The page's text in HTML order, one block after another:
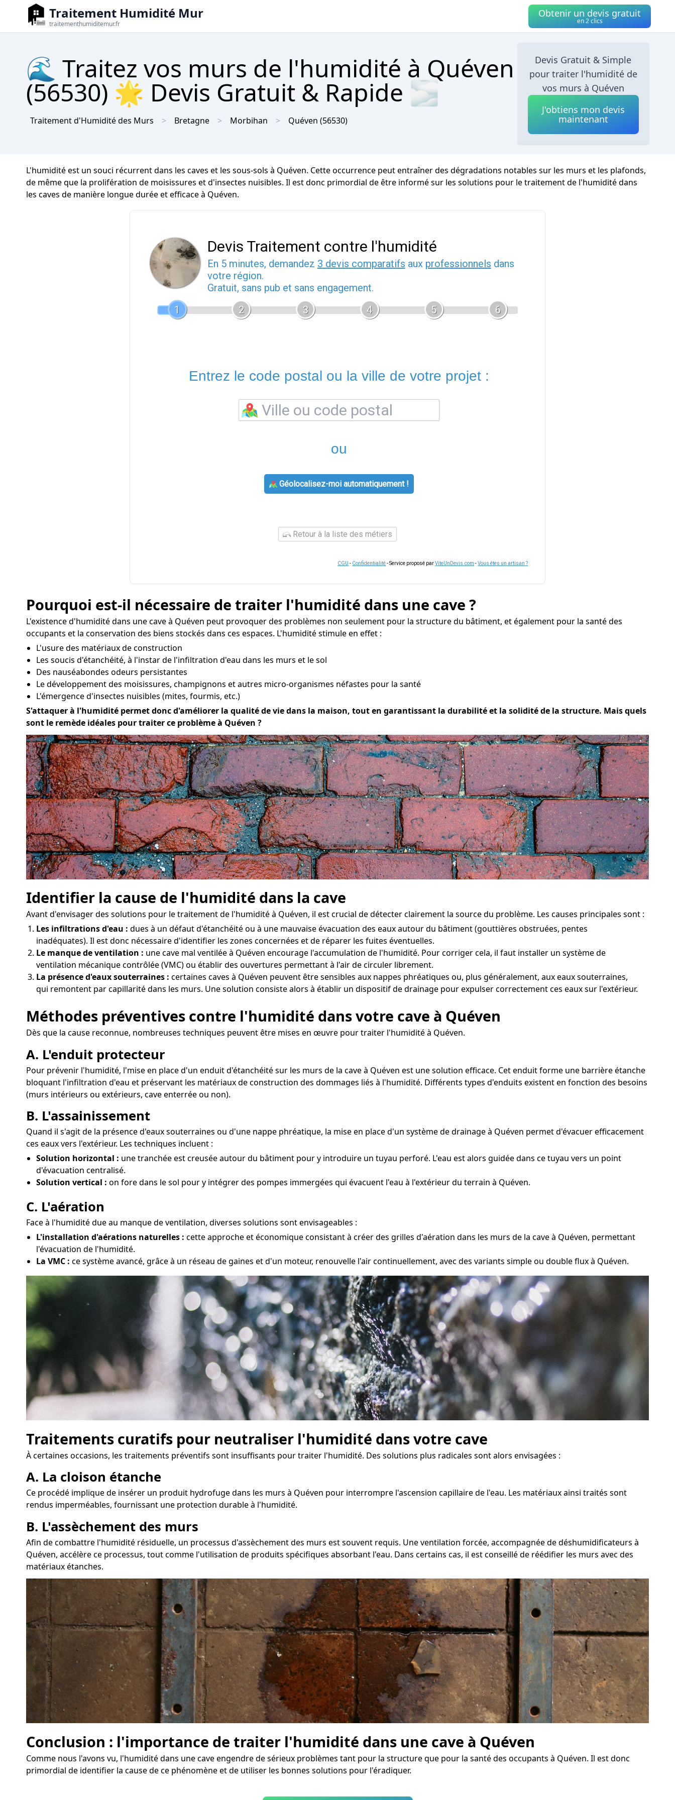
Traitement Humidité Mur
traitementhumiditemur.fr
Obtenir un devis gratuit
en 2 clics
🌊 Traitez vos murs de l'humidité à Quéven
(56530) 🌟 Devis Gratuit & Rapide 🌫
Traitement d'Humidité des Murs Bretagne Morbihan Quéven (56530)
Devis Gratuit & Simple
pour traiter l'humidité de
vos murs à Quéven
J'obtiens mon devis
maintenant
L'humidité est un souci récurrent dans les caves et les sous-sols à Quéven. Cette occurrence peut entraîner des dégradations notables sur les murs et les plafonds,
de même que la prolifération de moisissures et d'insectes nuisibles. Il est donc primordial de être informé sur les solutions pour le traitement de l'humidité dans
les caves de manière longue durée et efficace à Quéven.
Devis Traitement contre l'humidité
En 5 minutes, demandez 3 devis comparatifs aux professionnels dans
votre région.
Gratuit, sans pub et sans engagement.
1
2 3 4 5 6
Entrez le code postal ou la ville de votre projet :
ou
Géolocalisez-moi automatiquement !
Retour à la liste des métiers
CGU - Confidentialité- Service proposé parViteUnDevis.com -Vous êtes un artisan ?
Pourquoi est-il nécessaire de traiter l'humidité dans une cave ?
L'existence d'humidité dans une cave à Quéven peut provoquer des problèmes non seulement pour la structure du bâtiment, et également pour la santé des
occupants et la conservation des biens stockés dans ces espaces. L'humidité stimule en effet :
L'usure des matériaux de construction
Les soucis d'étanchéité, à l'instar de l'infiltration d'eau dans les murs et le sol
Des nauséabondes odeurs persistantes
Le développement des moisissures, champignons et autres micro-organismes néfastes pour la santé
L'émergence d'insectes nuisibles (mites, fourmis, etc.)
S'attaquer à l'humidité permet donc d'améliorer la qualité de vie dans la maison, tout en garantissant la durabilité et la solidité de la structure. Mais quels
sont le remède idéales pour traiter ce problème à Quéven ?
Identifier la cause de l'humidité dans la cave
Avant d'envisager des solutions pour le traitement de l'humidité à Quéven, il est crucial de détecter clairement la source du problème. Les causes principales sont :
Les infiltrations d'eau : dues à un défaut d'étanchéité ou à une mauvaise évacuation des eaux autour du bâtiment (gouttières obstruées, pentes
inadéquates). Il est donc nécessaire d'identifier les zones concernées et de réparer les fuites éventuelles.
Le manque de ventilation : une cave mal ventilée à Quéven encourage l'accumulation de l'humidité. Pour corriger cela, il faut installer un système de
ventilation mécanique contrôlée (VMC) ou établir des ouvertures permettant à l'air de circuler librement.
La présence d'eaux souterraines : certaines caves à Quéven peuvent être sensibles aux nappes phréatiques ou, plus généralement, aux eaux souterraines,
qui remontent par capillarité dans les murs. Une solution consiste alors à établir un dispositif de drainage pour expulser correctement ces eaux sur l'extérieur.
Méthodes préventives contre l'humidité dans votre cave à Quéven
Dès que la cause reconnue, nombreuses techniques peuvent être mises en œuvre pour traiter l'humidité à Quéven.
A. L'enduit protecteur
Pour prévenir l'humidité, l'mise en place d'un enduit d'étanchéité sur les murs de la cave à Quéven est une solution efficace. Cet enduit forme une barrière étanche
bloquant l'infiltration d'eau et préservant les matériaux de construction des dommages liés à l'humidité. Différents types d'enduits existent en fonction des besoins
(murs intérieurs ou extérieurs, cave enterrée ou non).
B. L'assainissement
Quand il s'agit de la présence d'eaux souterraines ou d'une nappe phréatique, la mise en place d'un système de drainage à Quéven permet d'évacuer efficacement
ces eaux vers l'extérieur. Les techniques incluent :
Solution horizontal : une tranchée est creusée autour du bâtiment pour y introduire un tuyau perforé. L'eau est alors guidée dans ce tuyau vers un point
d'évacuation centralisé.
Solution vertical : on fore dans le sol pour y intégrer des pompes immergées qui évacuent l'eau à l'extérieur du terrain à Quéven.
C. L'aération
Face à l'humidité due au manque de ventilation, diverses solutions sont envisageables :
L'installation d'aérations naturelles : cette approche et économique consistant à créer des grilles d'aération dans les murs de la cave à Quéven, permettant
l'évacuation de l'humidité.
La VMC : ce système avancé, grâce à un réseau de gaines et d'un moteur, renouvelle l'air continuellement, avec des variants simple ou double flux à Quéven.
Traitements curatifs pour neutraliser l'humidité dans votre cave
À certaines occasions, les traitements préventifs sont insuffisants pour traiter l'humidité. Des solutions plus radicales sont alors envisagées :
A. La cloison étanche
Ce procédé implique de insérer un produit hydrofuge dans les murs à Quéven pour interrompre l'ascension capillaire de l'eau. Les matériaux ainsi traités sont
rendus imperméables, fournissant une protection durable à l'humidité.
B. L'assèchement des murs
Afin de combattre l'humidité résiduelle, un processus d'assèchement des murs est souvent requis. Une ventilation forcée, accompagnée de déshumidificateurs à
Quéven, accélère ce processus, tout comme l'utilisation de produits spécifiques absorbant l'eau. Dans certains cas, il est conseillé de réédifier les murs avec des
matériaux étanches.
Conclusion : l'importance de traiter l'humidité dans une cave à Quéven
Comme nous l'avons vu, l'humidité dans une cave engendre de sérieux problèmes tant pour la structure que pour la santé des occupants à Quéven. Il est donc
primordial de identifier la cause de ce phénomène et de utiliser les bonnes solutions pour l'éradiquer.